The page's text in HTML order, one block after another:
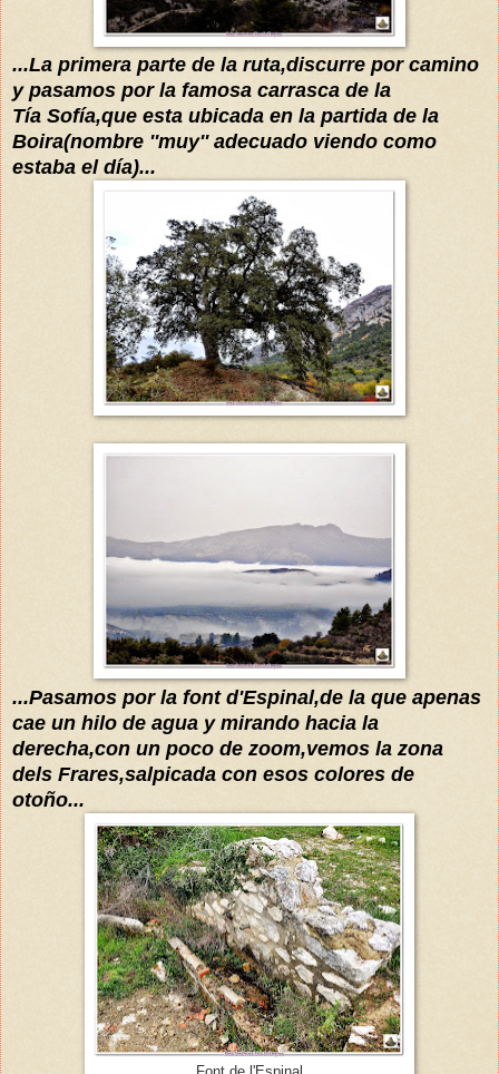
...La primera parte de la ruta,discurre porcamino
y pasamos por la famosa carrasca de la
Tía Sofía,que esta ubicada en la partida de la
Boira(nombre ''muy'' adecuado viendo como
estaba el día)...
...Pasamos por la font d'Espinal,de la que apenas
cae un hilo de agua y mirando hacia la
derecha,con un poco de zoom,vemos la zona
dels Frares,salpicada con esos colores de
otoño...